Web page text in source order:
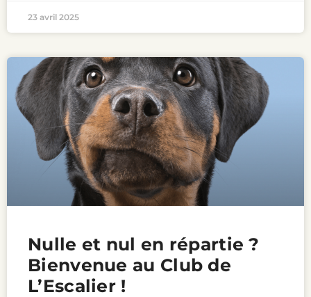
23 avril 2025
Nulle et nul en répartie ?
Bienvenue au Club de
L’Escalier !